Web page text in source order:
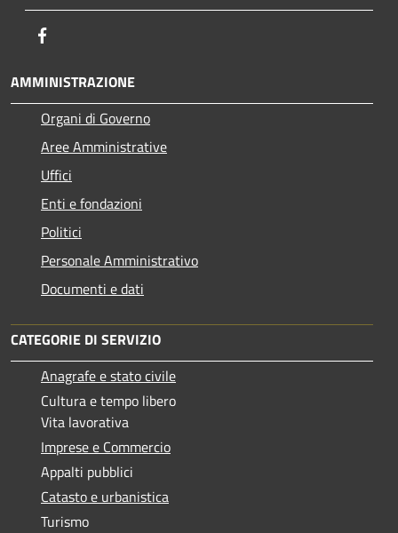
AMMINISTRAZIONE
Organi di Governo
Aree Amministrative
Uffici
Enti e fondazioni
Politici
Personale Amministrativo
Documenti e dati
CATEGORIE DI SERVIZIO
Anagrafe e stato civile
Cultura e tempo libero
Vita lavorativa
Imprese e Commercio
Appalti pubblici
Catasto e urbanistica
Turismo